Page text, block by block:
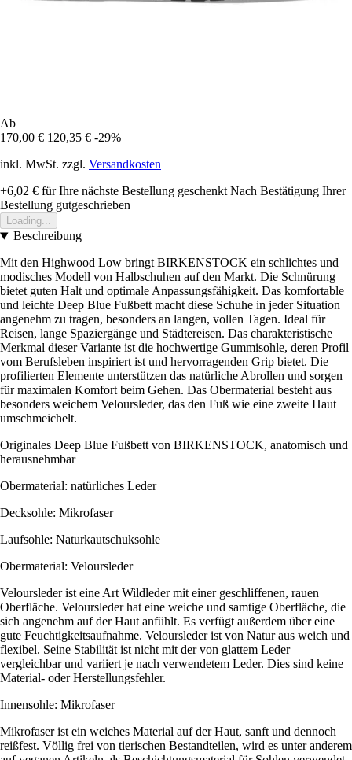
Ab
170,00 € 120,35 € -29%
inkl. MwSt. zzgl. Versandkosten
+6,02 € für Ihre nächste Bestellung geschenkt Nach Bestätigung Ihrer
Bestellung gutgeschrieben
Loading...
Beschreibung
Mit den Highwood Low bringt BIRKENSTOCK ein schlichtes und
modisches Modell von Halbschuhen auf den Markt. Die Schnürung
bietet guten Halt und optimale Anpassungsfähigkeit. Das komfortable
und leichte Deep Blue Fußbett macht diese Schuhe in jeder Situation
angenehm zu tragen, besonders an langen, vollen Tagen. Ideal für
Reisen, lange Spaziergänge und Städtereisen. Das charakteristische
Merkmal dieser Variante ist die hochwertige Gummisohle, deren Profil
vom Berufsleben inspiriert ist und hervorragenden Grip bietet. Die
profilierten Elemente unterstützen das natürliche Abrollen und sorgen
für maximalen Komfort beim Gehen. Das Obermaterial besteht aus
besonders weichem Veloursleder, das den Fuß wie eine zweite Haut
umschmeichelt.
Originales Deep Blue Fußbett von BIRKENSTOCK, anatomisch und
herausnehmbar
Obermaterial: natürliches Leder
Decksohle: Mikrofaser
Laufsohle: Naturkautschuksohle
Obermaterial: Veloursleder
Veloursleder ist eine Art Wildleder mit einer geschliffenen, rauen
Oberfläche. Veloursleder hat eine weiche und samtige Oberfläche, die
sich angenehm auf der Haut anfühlt. Es verfügt außerdem über eine
gute Feuchtigkeitsaufnahme. Veloursleder ist von Natur aus weich und
flexibel. Seine Stabilität ist nicht mit der von glattem Leder
vergleichbar und variiert je nach verwendetem Leder. Dies sind keine
Material- oder Herstellungsfehler.
Innensohle: Mikrofaser
Mikrofaser ist ein weiches Material auf der Haut, sanft und dennoch
reißfest. Völlig frei von tierischen Bestandteilen, wird es unter anderem